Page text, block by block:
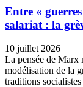
Entre «
salariat : la
10 juillet 2026
La pensée de Marx
modélisation de la
traditions